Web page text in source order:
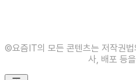
©️요즘IT의 모든 콘텐츠는 저작권
사, 배포 등